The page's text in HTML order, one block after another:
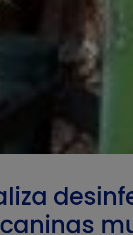
caninas